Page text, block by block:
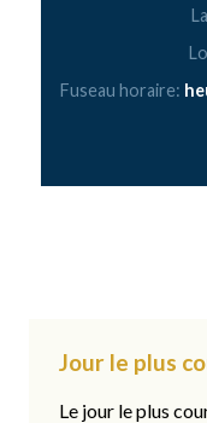
Fuseau horaire:
Jour le plus
Le jour le plus